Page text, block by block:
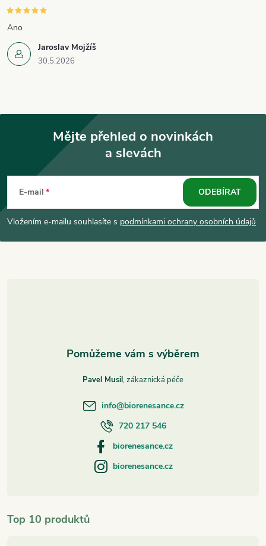
u
Jaroslav Mojžíš
30.5.2026
Ano
p
Mějte přehled o novinkách
a slevách
E-mail
Vložením e-mailu souhlasíte s podmínkami ochrany osobních údajů
ODEBÍRAT
Top 10 produktů
Pavel Musil
info@biorenesance.cz
720 217 546
biorenesance.cz
biorenesance.cz